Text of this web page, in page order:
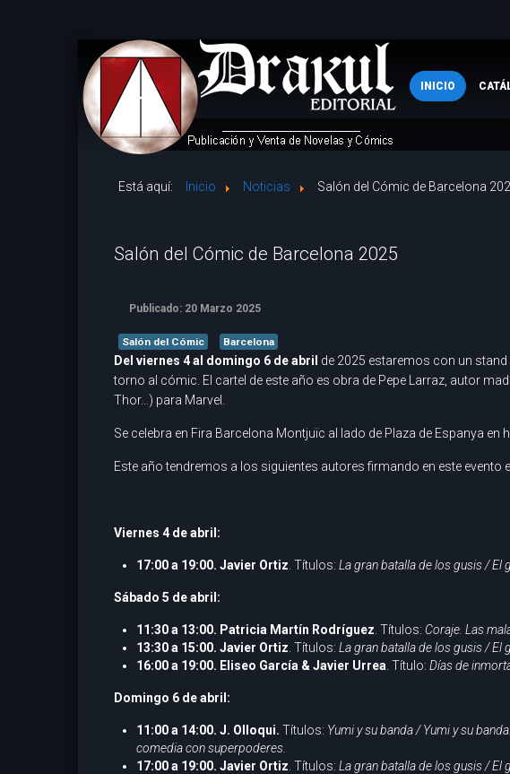
INICIO
Está aquí: Inicio Noticias Salón del Cómic de Barcelona
Salón del Cómic de Barcelona 2025
Publicado: 20 Marzo 2025
Salón del Cómic Barcelona
Del viernes 4 al domingo 6 de abril de 2025 estaremos con un stand
torno al cómic. El cartel de este año es obra de Pepe Larraz, autor
Thor...) para Marvel.
Se celebra en Fira Barcelona Montjuïc al lado de Plaza de Espanya
Este año tendremos a los siguientes autores firmando en este evento
Viernes 4 de abril:
17:00 a 19:00. Javier Ortiz . Títulos: La gran batalla de los gusis / El
Sábado 5 de abril:
11:30 a 13:00. Patricia Martín Rodríguez . Títulos: Coraje. Las
13:30 a 15:00. Javier Ortiz . Títulos: La gran batalla de los gusis / El
16:00 a 19:00. Eliseo García & Javier Urrea . Título: Días de
Domingo 6 de abril:
11:00 a 14:00. J. Olloqui. Títulos: Yumi y su banda / Yumi y su
comedia con superpoderes.
17:00 a 19:00. Javier Ortiz . Títulos: La gran batalla de los gusis / El